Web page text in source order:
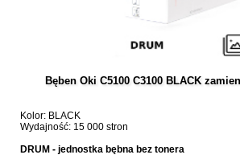
Bęben Oki C5100 C3100 BLACK
Kolor: BLACK
Wydajność: 15 000 stron
DRUM - jednostka bębna bez tonera